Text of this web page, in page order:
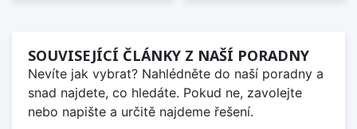
SOUVISEJÍCÍ ČLÁNKY Z NAŠÍ PORADNY
Nevíte jak vybrat? Nahlédněte do naší poradny a
snad najdete, co hledáte. Pokud ne, zavolejte
nebo napište a určitě najdeme řešení.